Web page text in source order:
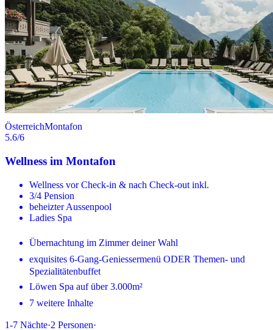
ÖsterreichMontafon
5.6/6
Wellness im Montafon
Wellness vor Check-in & nach Check-out inkl.
3/4 Pension
beheizter Aussenpool
Ladies Spa
Übernachtung im Zimmer deiner Wahl
exquisites 6-Gang-Geniessermenü ODER Themen- und
Spezialitätenbuffet
Löwen Spa auf über 3.000m²
7 weitere Inhalte
1-7 Nächte·2 Personen·